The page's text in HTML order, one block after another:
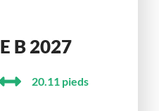
B 2027
20.11 pieds